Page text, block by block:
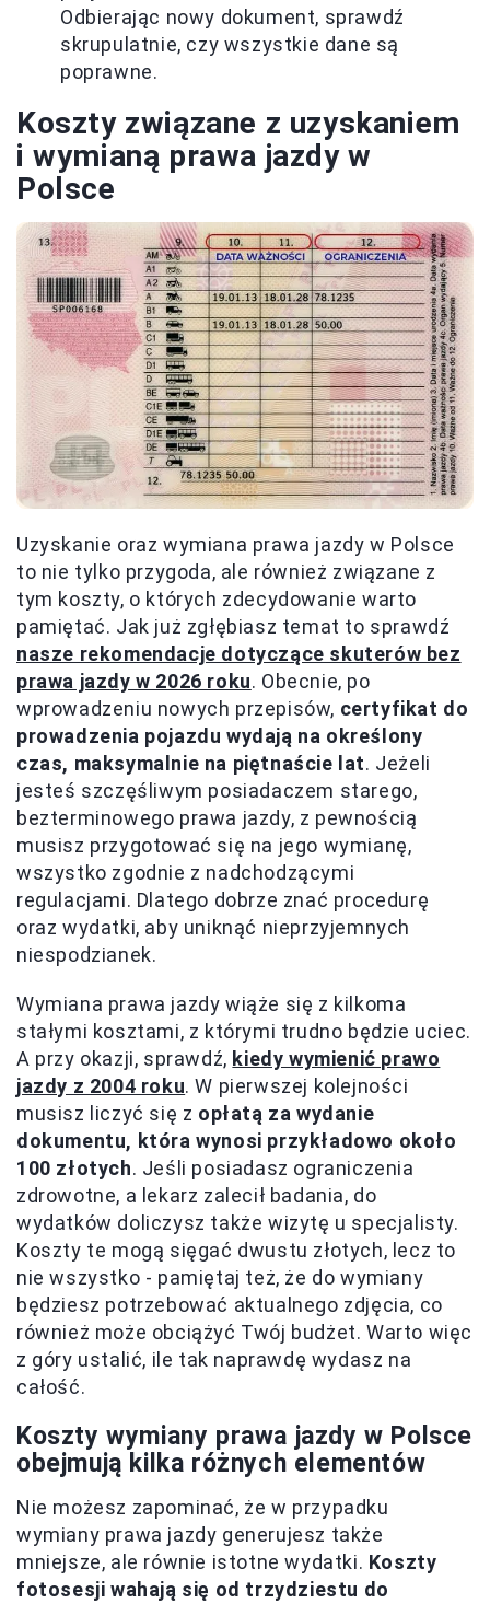
Odbierając nowy dokument, sprawdź
skrupulatnie, czy wszystkie dane są
poprawne.
Koszty związane z uzyskaniem
i wymianą prawa jazdy w
Polsce
Uzyskanie oraz wymiana prawa jazdy w Polsce
to nie tylko przygoda, ale również związane z
tym koszty, o których zdecydowanie warto
pamiętać. Jak już zgłębiasz temat to sprawdź
nasze rekomendacje dotyczące skuterów bez
prawa jazdy w 2026 roku. Obecnie, po
wprowadzeniu nowych przepisów, certyfikat do
prowadzenia pojazdu wydają na określony
czas, maksymalnie na piętnaście lat. Jeżeli
jesteś szczęśliwym posiadaczem starego,
bezterminowego prawa jazdy, z pewnością
musisz przygotować się na jego wymianę,
wszystko zgodnie z nadchodzącymi
regulacjami. Dlatego dobrze znać procedurę
oraz wydatki, aby uniknąć nieprzyjemnych
niespodzianek.
Wymiana prawa jazdy wiąże się z kilkoma
stałymi kosztami, z którymi trudno będzie uciec.
A przy okazji, sprawdź, kiedy wymienić prawo
jazdy z 2004 roku. W pierwszej kolejności
musisz liczyć się z opłatą za wydanie
dokumentu, która wynosi przykładowo około
100 złotych. Jeśli posiadasz ograniczenia
zdrowotne, a lekarz zalecił badania, do
wydatków doliczysz także wizytę u specjalisty.
Koszty te mogą sięgać dwustu złotych, lecz to
nie wszystko - pamiętaj też, że do wymiany
będziesz potrzebować aktualnego zdjęcia, co
również może obciążyć Twój budżet. Warto więc
z góry ustalić, ile tak naprawdę wydasz na
całość.
Koszty wymiany prawa jazdy w Polsce
obejmują kilka różnych elementów
Nie możesz zapominać, że w przypadku
wymiany prawa jazdy generujesz także
mniejsze, ale równie istotne wydatki. Koszty
fotosesji wahają się od trzydziestu do